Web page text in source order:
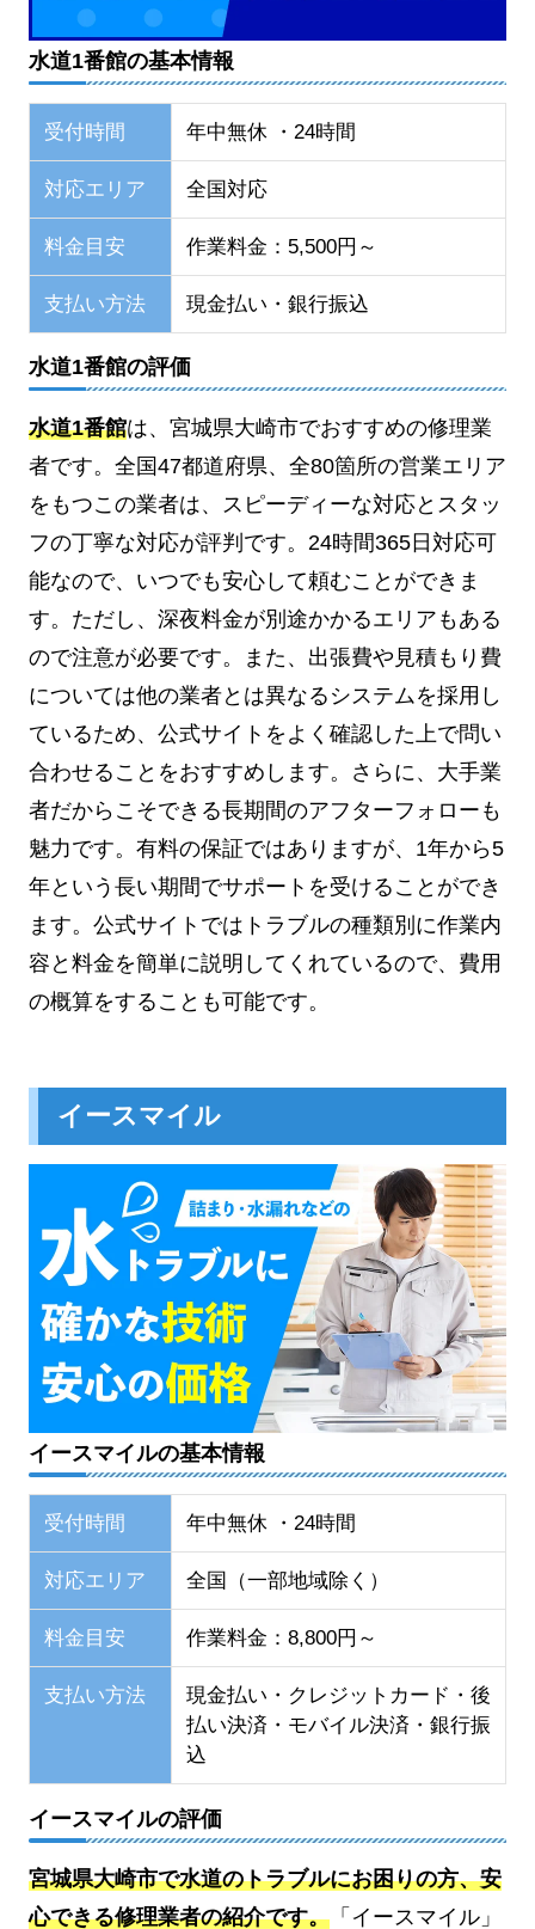
水道1番館の基本情報
受付時間 年中無休 ・24時間
対応エリア 全国対応
料金目安 作業料金：5,500円～
支払い方法 現金払い・銀行振込
水道1番館の評価
水道1番館は、宮城県大崎市でおすすめの修理業
者です。全国47都道府県、全80箇所の営業エリア
をもつこの業者は、スピーディーな対応とスタッ
フの丁寧な対応が評判です。24時間365日対応可
能なので、いつでも安心して頼むことができま
す。ただし、深夜料金が別途かかるエリアもある
ので注意が必要です。また、出張費や見積もり費
については他の業者とは異なるシステムを採用し
ているため、公式サイトをよく確認した上で問い
合わせることをおすすめします。さらに、大手業
者だからこそできる長期間のアフターフォローも
魅力です。有料の保証ではありますが、1年から5
年という長い期間でサポートを受けることができ
ます。公式サイトではトラブルの種類別に作業内
容と料金を簡単に説明してくれているので、費用
の概算をすることも可能です。
イースマイル
イースマイルの基本情報
受付時間 年中無休 ・24時間
対応エリア 全国（一部地域除く）
料金目安 作業料金：8,800円～
支払い方法
現金払い・クレジットカード・後
払い決済・モバイル決済・銀行振
込
イースマイルの評価
宮城県大崎市で水道のトラブルにお困りの方、安
心できる修理業者の紹介です。 「イースマイル」